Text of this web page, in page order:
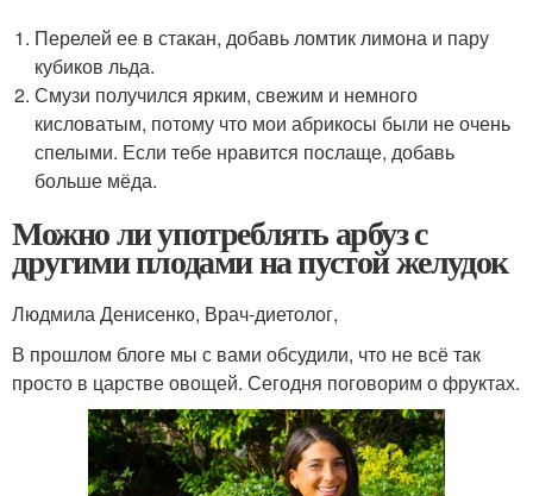
Перелей ее в стакан, добавь ломтик лимона и пару
кубиков льда.
Смузи получился ярким, свежим и немного
кисловатым, потому что мои абрикосы были не очень
спелыми. Если тебе нравится послаще, добавь
больше мёда.
Можно ли употреблять арбуз с
другими плодами на пустой желудок
Людмила Денисенко, Врач-диетолог,
В прошлом блоге мы с вами обсудили, что не всё так
просто в царстве овощей. Сегодня поговорим о фруктах.